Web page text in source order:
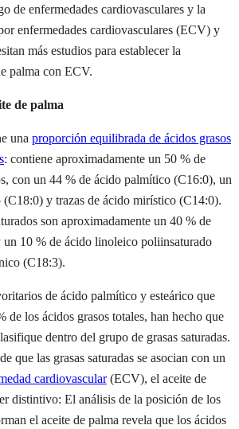
de enfermedades cardiovasculares y la
enfermedades cardiovasculares (ECV) y
más estudios para establecer la
palma con ECV.
de palma
una proporción equilibrada de ácidos grasos
: contiene aproximadamente un 50 % de
con un 44 % de ácido palmítico (C16:0), un
(C18:0) y trazas de ácido mirístico (C14:0).
son aproximadamente un 40 % de
10 % de ácido linoleico poliinsaturado
(C18:3).
de ácido palmítico y esteárico que
de los ácidos grasos totales, han hecho que
dentro del grupo de grasas saturadas.
que las grasas saturadas se asocian con un
cardiovascular(ECV), el aceite de
distintivo: El análisis de la posición de los
el aceite de palma revela que los ácidos